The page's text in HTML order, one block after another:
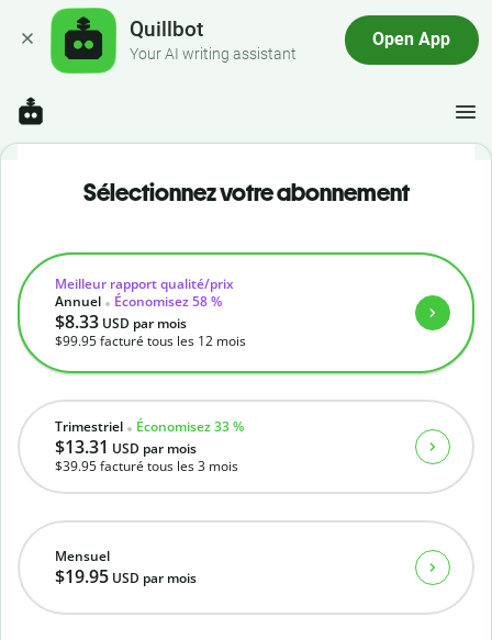
Quillbot
Your AI writing assistant
Open App
Sélectionnez votre abonnement
Mensuel
$19.95 USD par mois
Trimestriel Économisez 33 %
$13.31 USD par mois
$39.95facturé tous les 3 mois
Meilleur rapport qualité/prix
Annuel
Économisez 58 %
$8.33 USD par mois
$99.95facturé tous les 12 mois